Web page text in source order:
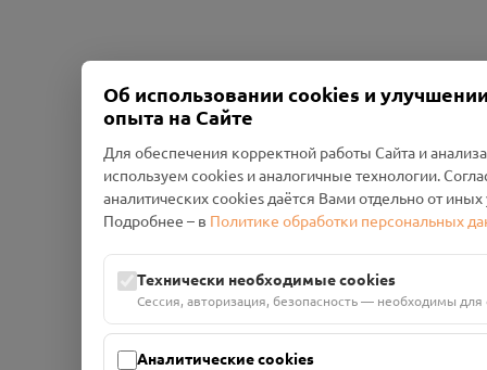
Об использовании cookies и
опыта на Сайте
Для обеспечения корректной работы Сайта и
используем cookies и аналогичные технологии.
аналитических cookies даётся Вами отдельно от
Подробнее – в Политике обработки персональных
Технически необходимые cookies
Сессия, авторизация, безопасность — необходимы
Аналитические cookies